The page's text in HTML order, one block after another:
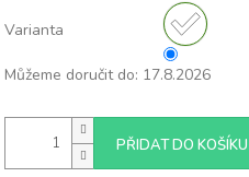
Varianta
Můžeme doručit do: 17.8.2026
PŘIDAT DO KOŠÍKU